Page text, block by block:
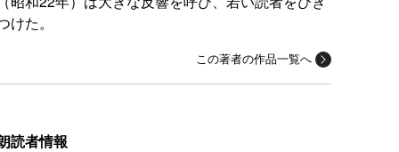
けた。
この著者の作品一覧へ
読者情報